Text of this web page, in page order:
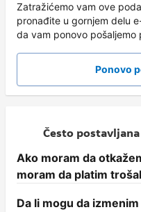
Zatražićemo vam ove
pronađite u gornjem delu
da vam ponovo pošaljemo
Ponovo
Često
Ako moram da
moram da platim
Da li mogu da